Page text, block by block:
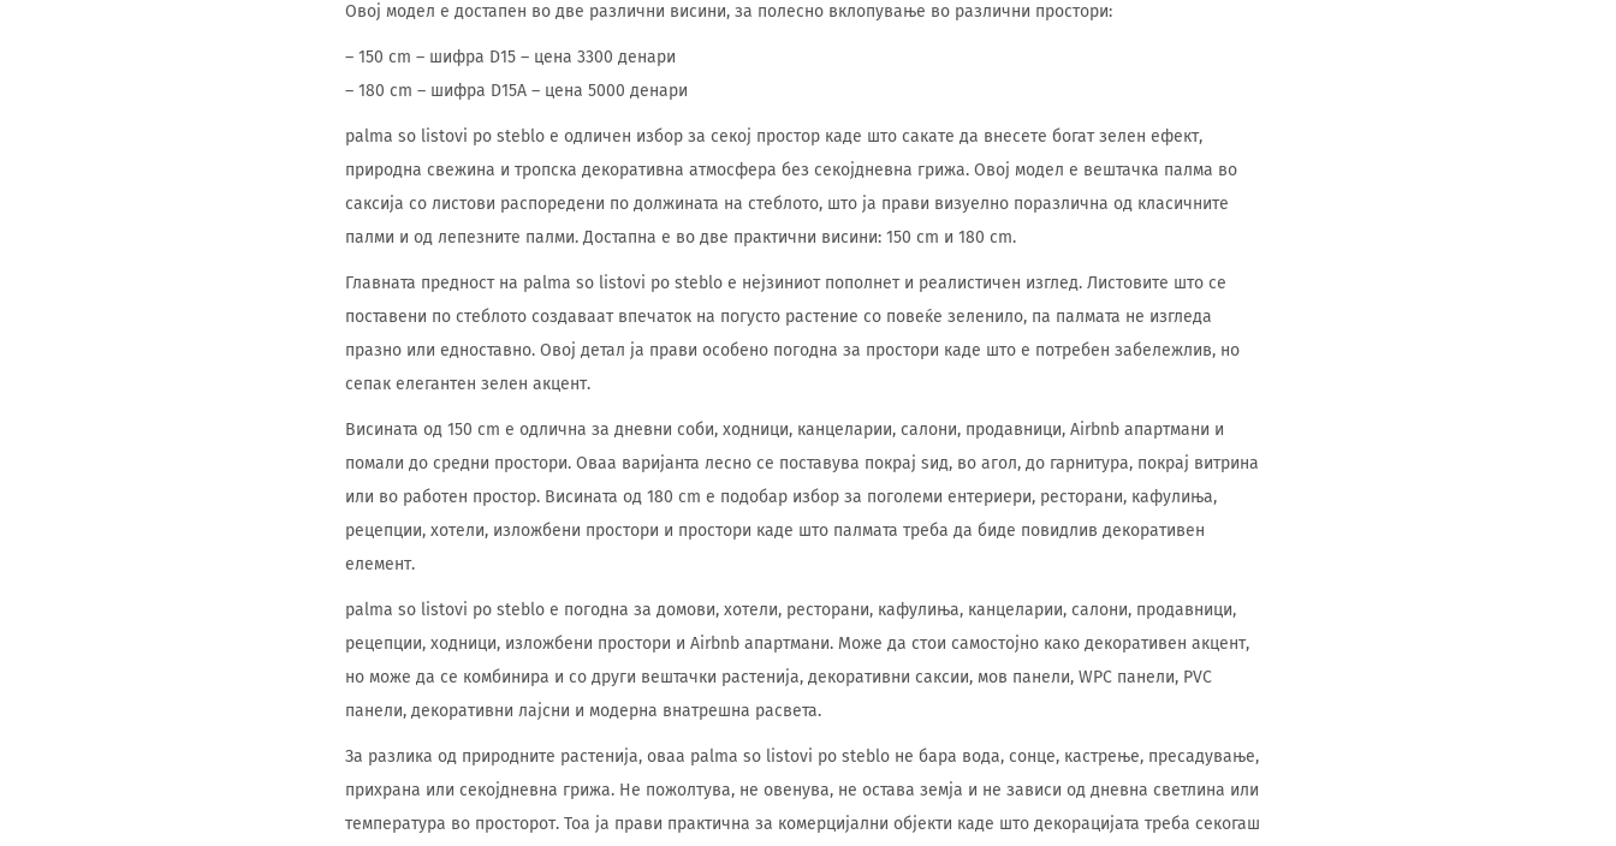
Овој модел е достапен во две различни висини, за полесно вклопување во различни простори:
– 150 cm – шифра D15 – цена 3300 денари
– 180 cm – шифра D15A – цена 5000 денари
palma so listovi po steblo е одличен избор за секој простор каде што сакате да внесете богат зелен ефект,
природна свежина и тропска декоративна атмосфера без секојдневна грижа. Овој модел е вештачка палма во
саксија со листови распоредени по должината на стеблото, што ја прави визуелно поразлична од класичните
палми и од лепезните палми. Достапна е во две практични висини: 150 cm и 180 cm.
Главната предност на palma so listovi po steblo е нејзиниот пополнет и реалистичен изглед. Листовите што се
поставени по стеблото создаваат впечаток на погусто растение со повеќе зеленило, па палмата не изгледа
празно или едноставно. Овој детал ја прави особено погодна за простори каде што е потребен забележлив, но
сепак елегантен зелен акцент.
Висината од 150 cm е одлична за дневни соби, ходници, канцеларии, салони, продавници, Airbnb апартмани и
помали до средни простори. Оваа варијанта лесно се поставува покрај ѕид, во агол, до гарнитура, покрај витрина
или во работен простор. Висината од 180 cm е подобар избор за поголеми ентериери, ресторани, кафулиња,
рецепции, хотели, изложбени простори и простори каде што палмата треба да биде повидлив декоративен
елемент.
palma so listovi po steblo е погодна за домови, хотели, ресторани, кафулиња, канцеларии, салони, продавници,
рецепции, ходници, изложбени простори и Airbnb апартмани. Може да стои самостојно како декоративен акцент,
но може да се комбинира и со други вештачки растенија, декоративни саксии, мов панели, WPC панели, PVC
панели, декоративни лајсни и модерна внатрешна расвета.
За разлика од природните растенија, оваа palma so listovi po steblo не бара вода, сонце, кастрење, пресадување,
прихрана или секојдневна грижа. Не пожолтува, не овенува, не остава земја и не зависи од дневна светлина или
температура во просторот. Тоа ја прави практична за комерцијални објекти каде што декорацијата треба секогаш